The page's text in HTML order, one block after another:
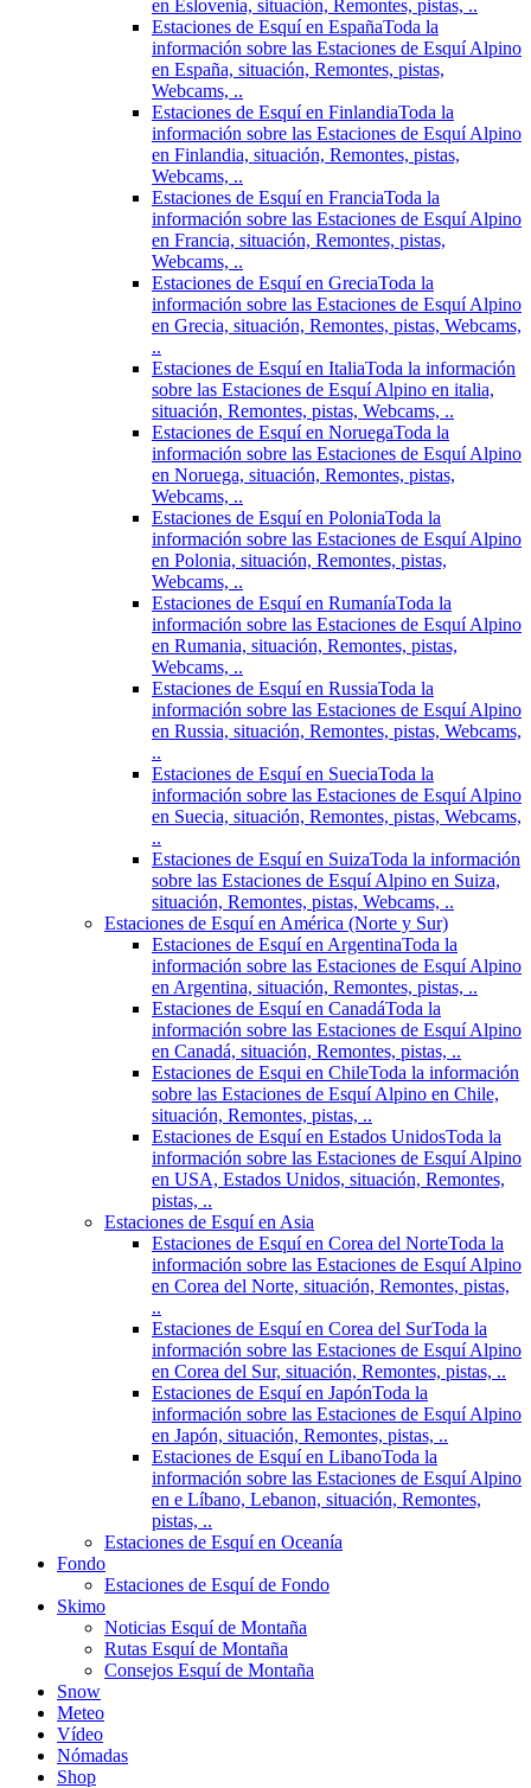
en Eslovenia, situación, Remontes, pistas, ..
Estaciones de Esquí en EspañaToda la
información sobre las Estaciones de Esquí Alpino
en España, situación, Remontes, pistas,
Webcams, ..
Estaciones de Esquí en FinlandiaToda la
información sobre las Estaciones de Esquí Alpino
en Finlandia, situación, Remontes, pistas,
Webcams, ..
Estaciones de Esquí en FranciaToda la
información sobre las Estaciones de Esquí Alpino
en Francia, situación, Remontes, pistas,
Webcams, ..
Estaciones de Esquí en GreciaToda la
información sobre las Estaciones de Esquí Alpino
en Grecia, situación, Remontes, pistas, Webcams,
..
Estaciones de Esquí en ItaliaToda la información
sobre las Estaciones de Esquí Alpino en italia,
situación, Remontes, pistas, Webcams, ..
Estaciones de Esquí en NoruegaToda la
información sobre las Estaciones de Esquí Alpino
en Noruega, situación, Remontes, pistas,
Webcams, ..
Estaciones de Esquí en PoloniaToda la
información sobre las Estaciones de Esquí Alpino
en Polonia, situación, Remontes, pistas,
Webcams, ..
Estaciones de Esquí en RumaníaToda la
información sobre las Estaciones de Esquí Alpino
en Rumania, situación, Remontes, pistas,
Webcams, ..
Estaciones de Esquí en RussiaToda la
información sobre las Estaciones de Esquí Alpino
en Russia, situación, Remontes, pistas, Webcams,
..
Estaciones de Esquí en SueciaToda la
información sobre las Estaciones de Esquí Alpino
en Suecia, situación, Remontes, pistas, Webcams,
..
Estaciones de Esquí en SuizaToda la información
sobre las Estaciones de Esquí Alpino en Suiza,
situación, Remontes, pistas, Webcams, ..
Estaciones de Esquí en América (Norte y Sur)
Estaciones de Esquí en ArgentinaToda la
información sobre las Estaciones de Esquí Alpino
en Argentina, situación, Remontes, pistas, ..
Estaciones de Esquí en CanadáToda la
información sobre las Estaciones de Esquí Alpino
en Canadá, situación, Remontes, pistas, ..
Estaciones de Esqui en ChileToda la información
sobre las Estaciones de Esquí Alpino en Chile,
situación, Remontes, pistas, ..
Estaciones de Esquí en Estados UnidosToda la
información sobre las Estaciones de Esquí Alpino
en USA, Estados Unidos, situación, Remontes,
pistas, ..
Estaciones de Esquí en Asia
Estaciones de Esquí en Corea del NorteToda la
información sobre las Estaciones de Esquí Alpino
en Corea del Norte, situación, Remontes, pistas,
..
Estaciones de Esquí en Corea del SurToda la
información sobre las Estaciones de Esquí Alpino
en Corea del Sur, situación, Remontes, pistas, ..
Estaciones de Esquí en JapónToda la
información sobre las Estaciones de Esquí Alpino
en Japón, situación, Remontes, pistas, ..
Estaciones de Esquí en LibanoToda la
información sobre las Estaciones de Esquí Alpino
en e Líbano, Lebanon, situación, Remontes,
pistas, ..
Estaciones de Esquí en Oceanía
Fondo
Estaciones de Esquí de Fondo
Skimo
Noticias Esquí de Montaña
Rutas Esquí de Montaña
Consejos Esquí de Montaña
Snow
Meteo
Vídeo
Nómadas
Shop